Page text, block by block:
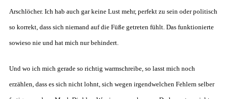
Arschlöcher. Ich hab auch gar keine Lust mehr, perfekt zu sein oder politisch
so korrekt, dass sich niemand auf die Füße getreten fühlt. Das funktionierte
sowieso nie und hat mich nur behindert.
Und wo ich mich gerade so richtig warmschreibe, so lasst mich noch
erzählen, dass es sich nicht lohnt, sich wegen irgendwelchen Fehlern selber